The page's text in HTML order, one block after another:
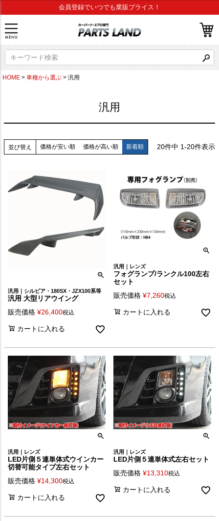
会員登録でいつでも業販プライス！
HOME 車種から選ぶ 汎用
汎用
並び替え 価格が安い順 価格が高い順 新着順 20件中 1-20件表示
汎用｜シルビア・180SX・JZX100系等
汎用 大型リアウイング
販売価格 ¥26,400税込
カートに入れる
汎用｜レンズ
フォグランプ/ランクル100左右
セット
販売価格 ¥7,260税込
カートに入れる
汎用｜レンズ
LED片側５連単体式ウインカー
切替可能タイプ左右セット
販売価格 ¥14,300税込
カートに入れる
汎用｜レンズ
LED片側５連単体式左右セット
販売価格 ¥13,310税込
カートに入れる